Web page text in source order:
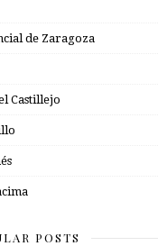
de Zaragoza
Castillejo
POSTS